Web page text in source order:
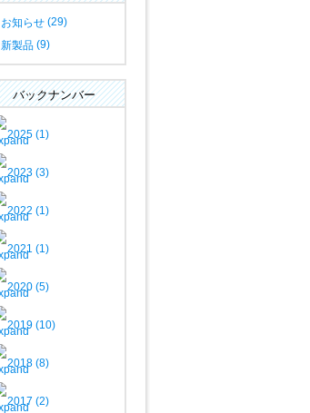
お知らせ (29)
新製品 (9)
バックナンバー
2025 (1)
2023 (3)
2022 (1)
2021 (1)
2020 (5)
2019 (10)
2018 (8)
2017 (2)